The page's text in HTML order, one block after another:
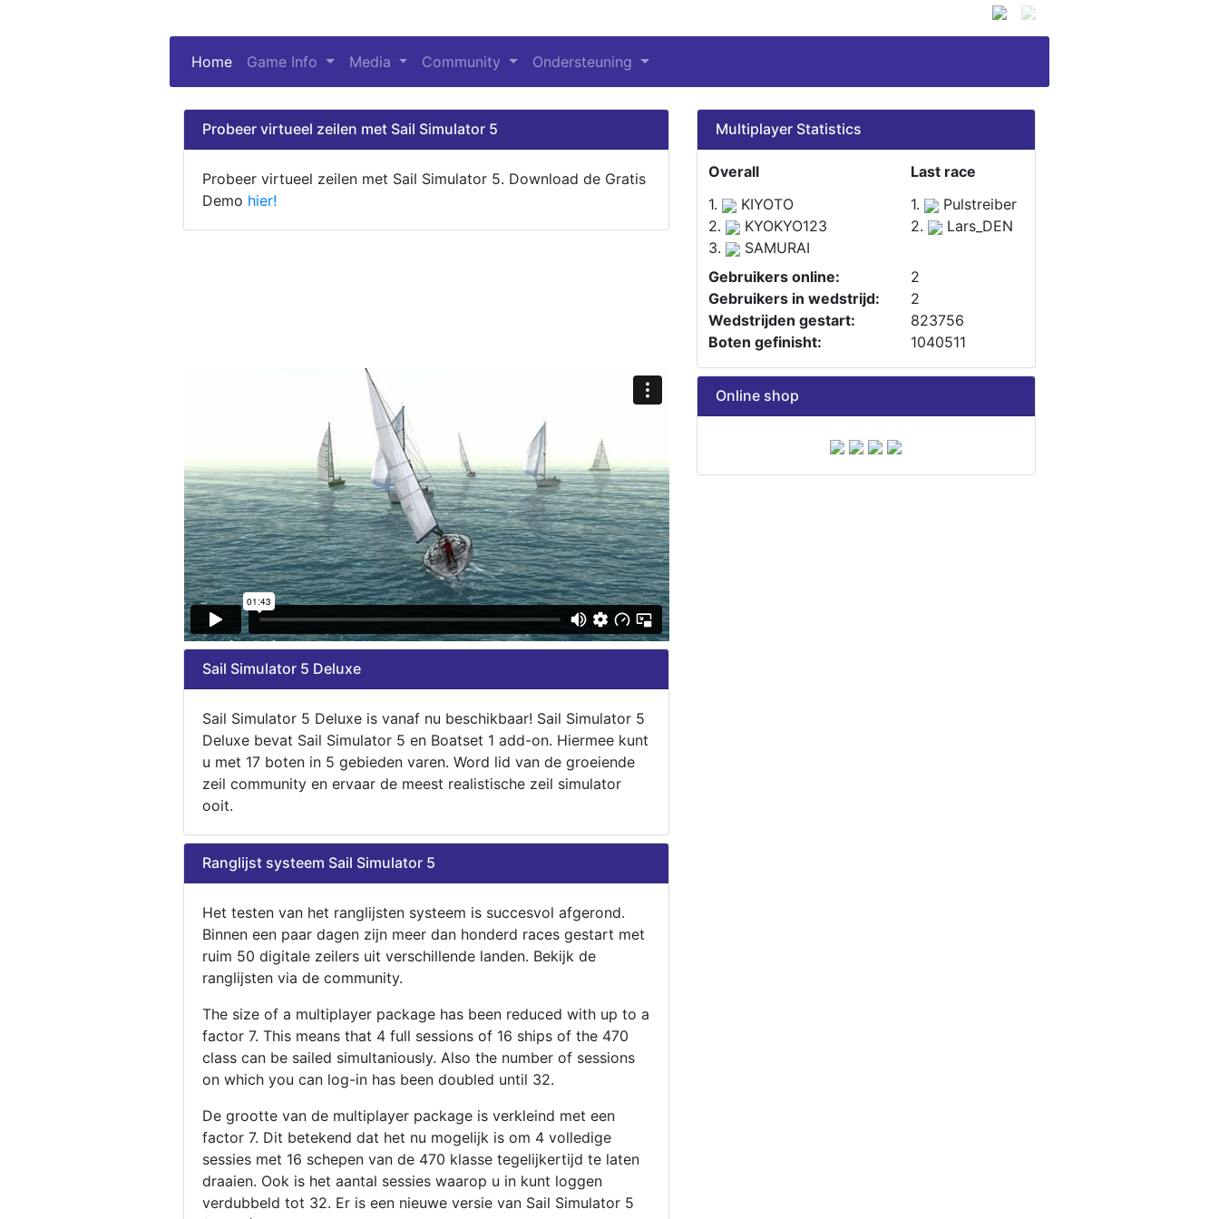
Home (current)
Game Info Media Community Ondersteuning
Probeer virtueel zeilen met Sail Simulator 5
Probeer virtueel zeilen met Sail Simulator 5. Download de Gratis
Demo hier!
Multiplayer Statistics
Overall
Last race
1.
KIYOTO 1.
Pulstreiber
2.
KYOKYO123 2.
Lars_DEN
3.
SAMURAI
Gebruikers online:
2
Gebruikers in wedstrijd:
2
Wedstrijden gestart:
823756
Boten gefinisht:
1040511
Sail Simulator 5 Deluxe
Sail Simulator 5 Deluxe is vanaf nu beschikbaar! Sail Simulator 5
Deluxe bevat Sail Simulator 5 en Boatset 1 add-on. Hiermee kunt
u met 17 boten in 5 gebieden varen. Word lid van de groeiende
zeil community en ervaar de meest realistische zeil simulator
ooit.
Ranglijst systeem Sail Simulator 5
Het testen van het ranglijsten systeem is succesvol afgerond.
Binnen een paar dagen zijn meer dan honderd races gestart met
ruim 50 digitale zeilers uit verschillende landen. Bekijk de
ranglijsten via de community.
The size of a multiplayer package has been reduced with up to a
factor 7. This means that 4 full sessions of 16 ships of the 470
class can be sailed simultaniously. Also the number of sessions
on which you can log-in has been doubled until 32.
De grootte van de multiplayer package is verkleind met een
factor 7. Dit betekend dat het nu mogelijk is om 4 volledige
sessies met 16 schepen van de 470 klasse tegelijkertijd te laten
draaien. Ook is het aantal sessies waarop u in kunt loggen
verdubbeld tot 32. Er is een nieuwe versie van Sail Simulator 5
Online shop